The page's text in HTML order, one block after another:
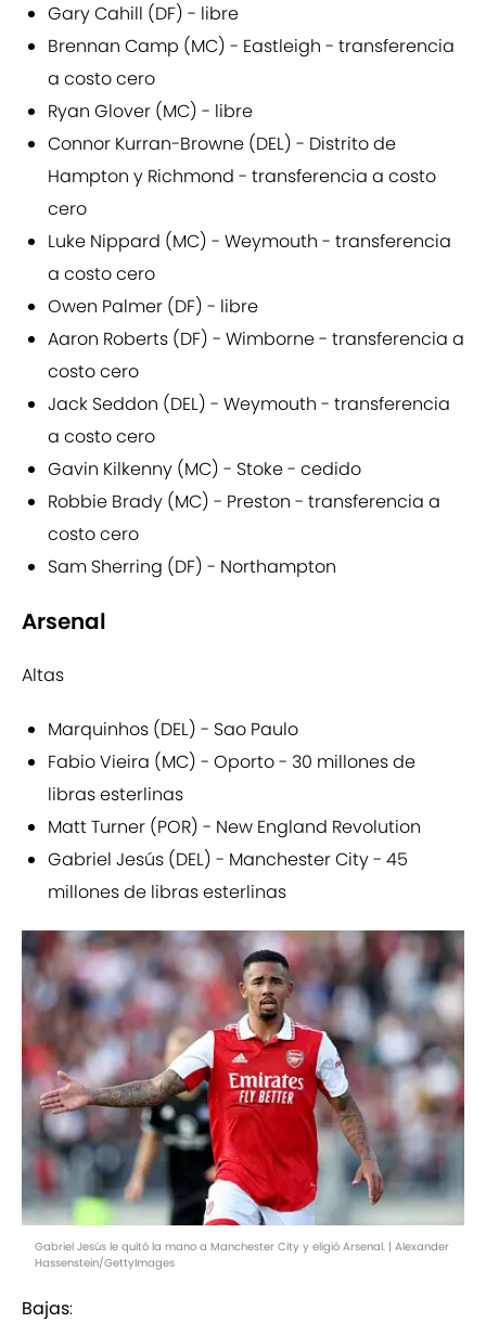
Gary Cahill (DF) - libre
Brennan Camp (MC) - Eastleigh - transferencia
a costo cero
Ryan Glover (MC) - libre
Connor Kurran-Browne (DEL) - Distrito de
Hampton y Richmond - transferencia a costo
cero
Luke Nippard (MC) - Weymouth - transferencia
a costo cero
Owen Palmer (DF) - libre
Aaron Roberts (DF) - Wimborne - transferencia a
costo cero
Jack Seddon (DEL) - Weymouth - transferencia
a costo cero
Gavin Kilkenny (MC) - Stoke - cedido
Robbie Brady (MC) - Preston - transferencia a
costo cero
Sam Sherring (DF) - Northampton
Arsenal
Altas
Marquinhos (DEL) - Sao Paulo
Fabio Vieira (MC) - Oporto - 30 millones de
libras esterlinas
Matt Turner (POR) - New England Revolution
Gabriel Jesús (DEL) - Manchester City - 45
millones de libras esterlinas
Gabriel Jesús le quitó la mano a Manchester City y eligió Arsenal. | Alexander
Hassenstein/GettyImages
Bajas: